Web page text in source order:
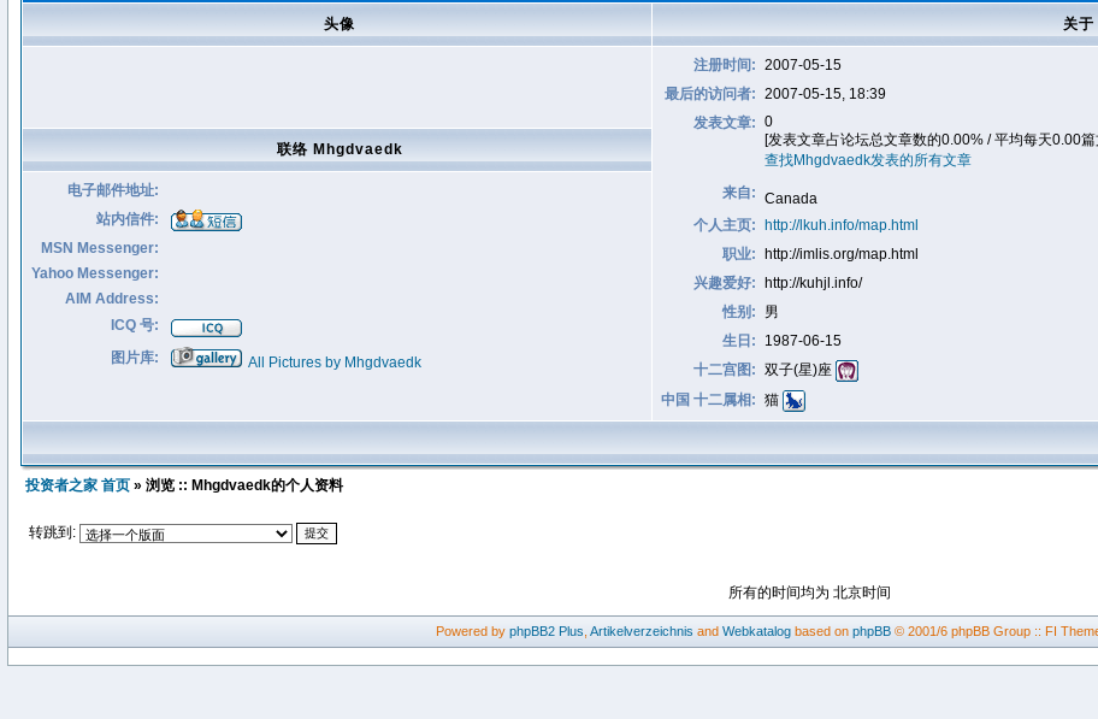
头像 关
注册时间: 2007-05-15
最后的访问者: 2007-05-15, 18:39
发表文章: 0
[发表文章占论坛总文章数的0.00% / 平均每天0.00篇
查找Mhgdvaedk发表的所有文章
来自: Canada
个人主页:
http://lkuh.info/map.html
职业:
http://imlis.org/map.html
兴趣爱好:
http://kuhjl.info/
性别:
男
生日:
1987-06-15
十二宫图: 双子(星)座
中国 十二属相: 猫
联络 Mhgdvaedk
电子邮件地址:
站内信件:
MSN Messenger:
Yahoo Messenger:
AIM Address:
ICQ 号:
图片库:
All Pictures by Mhgdvaedk
投资者之家 首页 » 浏览 :: Mhgdvaedk的个人资料
转跳到:
所有的时间均为 北京时间
Powered by phpBB2 Plus Artikelverzeichnis and Webkatalog based on phpBB © 2001/6 phpBB Group :: FI